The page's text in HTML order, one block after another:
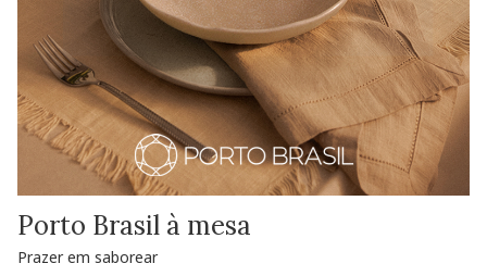
Porto Brasil à mesa
Prazer em saborear